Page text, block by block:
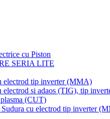
cu Piston
SERIA LITE
electrod tip inverter (MMA)
electrod si adaos (TIG), tip
(CUT)
cu electrod tip inverter